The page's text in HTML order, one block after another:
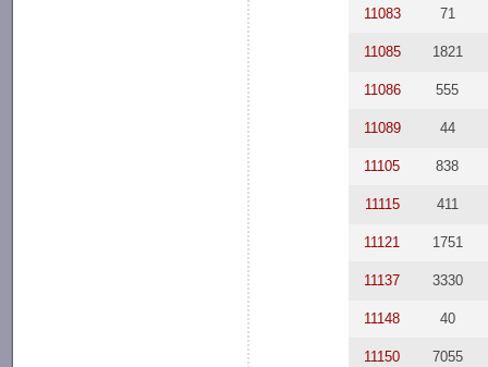
11083 71
11085 1821
11086 555
11089 44
11105 838
11115 411
11121 1751
11137 3330
11148 40
11150 7055